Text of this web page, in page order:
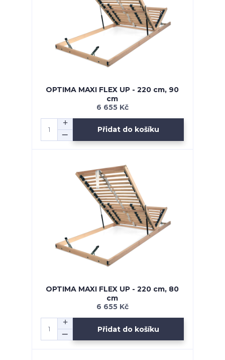
OPTIMA MAXI FLEX UP - 220 cm, 90
cm
6 655 Kč
Přidat do košíku
OPTIMA MAXI FLEX UP - 220 cm, 80
cm
6 655 Kč
Přidat do košíku